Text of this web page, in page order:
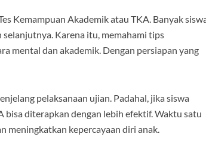
Kemampuan Akademik atau TKA. Banyak
Karena itu, memahami tips
mental dan akademik. Dengan persiapan yang
pelaksanaan ujian. Padahal, jika siswa
bisa diterapkan dengan lebih efektif. Waktu satu
meningkatkan kepercayaan diri anak.